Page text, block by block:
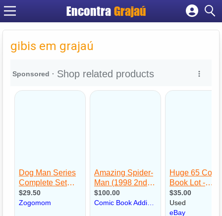
Encontra Grajaú
Cadastrar empresa
gibis em grajaú